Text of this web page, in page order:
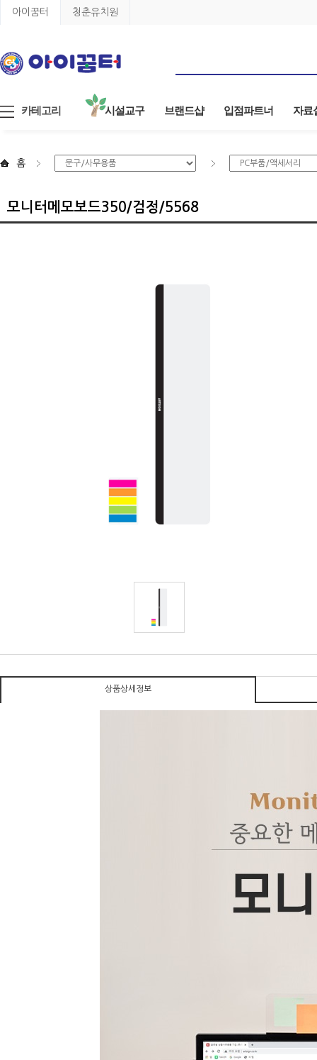
아이꿈터 청춘유치원
카테고리 시설교구 브랜드샵 입점파트너 자료
홈
모니터메모보드350/검정/5568
상품상세정보